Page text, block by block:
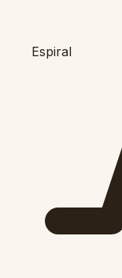
Espiral